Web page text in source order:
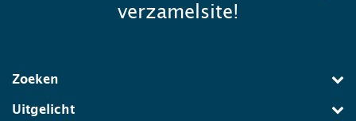
verzamelsite!
Zoeken
Uitgelicht